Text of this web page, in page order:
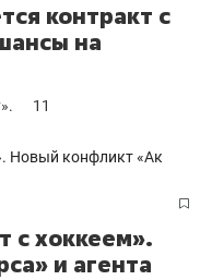
контракт с
на
11
с хоккеем».
и агента